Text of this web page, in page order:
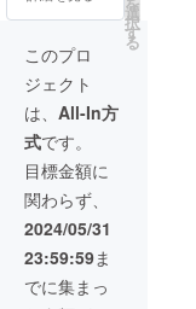
行・郵送いたし
際に、（団体
名）が発行した
領収証をもって
確定申告をして
いただく必要が
ございます。 領
収書の発送は、6
月1日以降順次発
送いたします。
※領収証は
なく当団体が発
行・郵送いたし
ます。
にて、寄付者の
お名前を記載さ
せていただきま
す。 報告メール
は、海水浴シー
ズン終了後の9月
末頃を予定して
います。 このプ
ロジェクトの寄
付は寄付金控除
の対象になりま
す。 「寄附金控
除」をお受けい
ただくために
は、確定申告の
です。） 寄付し
へは、寄付金で
設置したライフ
ジャケットレン
タルステーショ
ン活動内容の報
告メールを送付
いたします。 希
望者には、マリ
ンスポーツ財団
レンタルステー
ページにて、寄
付者のお名前を
記載させていた
選
択
す
る
このプロ
ジェクト
は、 All-In方
式です。
目標金額に
関わらず、
2024/05/31
23:59:59ま
でに集まっ